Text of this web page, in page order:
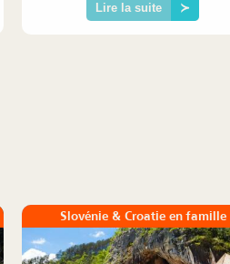
Lire la suite ≻
Slovénie & Croatie en famille